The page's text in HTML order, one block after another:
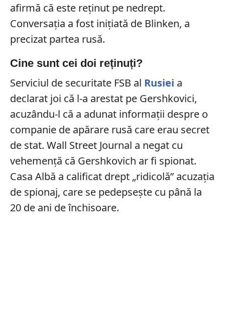
afirmă că este reținut pe nedrept.
Conversația a fost inițiată de Blinken, a
precizat partea rusă.
Cine sunt cei doi reținuți?
Serviciul de securitate FSB al Rusiei a
declarat joi că l-a arestat pe Gershkovici,
acuzându-l că a adunat informații despre o
companie de apărare rusă care erau secret
de stat. Wall Street Journal a negat cu
vehemență că Gershkovich ar fi spionat.
Casa Albă a calificat drept „ridicolă” acuzația
de spionaj, care se pedepsește cu până la
20 de ani de închisoare.